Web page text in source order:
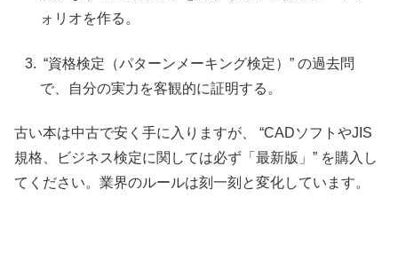
ォリオを作る。
“資格検定（パターンメーキング検定）” の過去問
で、自分の実力を客観的に証明する。
古い本は中古で安く手に入りますが、 “CADソフトやJIS
規格、ビジネス検定に関しては必ず「最新版」” を購入し
てください。業界のルールは刻一刻と変化しています。